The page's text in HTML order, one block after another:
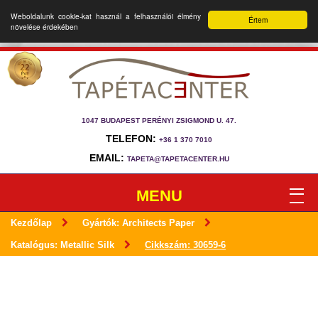
Értem
Weboldalunk cookie-kat használ a felhasználói élmény
növelése érdekében
1047 BUDAPEST PERÉNYI ZSIGMOND U. 47.
TELEFON: +36 1 370 7010
EMAIL: TAPETA@TAPETACENTER.HU
MENU
Kezdőlap Gyártók: Architects Paper
Katalógus: Metallic Silk Cikkszám: 30659-6